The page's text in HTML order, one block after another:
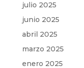
julio 2025
junio 2025
abril 2025
marzo 2025
enero 2025